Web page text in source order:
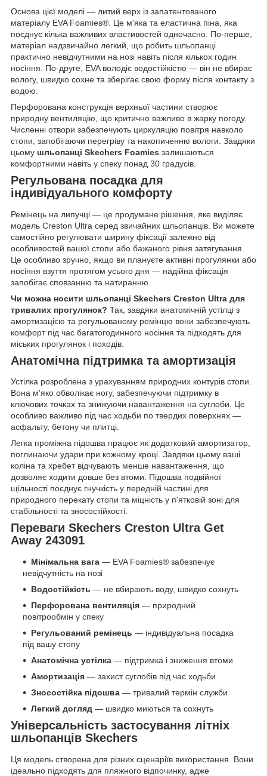
Основа цієї моделі — литий верх із запатентованого
матеріалу EVA Foamies®. Це м'яка та еластична піна, яка
поєднує кілька важливих властивостей одночасно. По-перше,
матеріал надзвичайно легкий, що робить шльопанці
практично невідчутними на нозі навіть після кількох годин
носіння. По-друге, EVA володіє водостійкістю — він не вбирає
вологу, швидко сохне та зберігає свою форму після контакту з
водою.
Перфорована конструкція верхньої частини створює
природну вентиляцію, що критично важливо в жарку погоду.
Численні отвори забезпечують циркуляцію повітря навколо
стопи, запобігаючи перегріву та накопиченню вологи. Завдяки
цьому шльопанці Skechers Foamies залишаються
комфортними навіть у спеку понад 30 градусів.
Регульована посадка для
індивідуального комфорту
Ремінець на липучці — це продумане рішення, яке виділяє
модель Creston Ultra серед звичайних шльопанців. Ви можете
самостійно регулювати ширину фіксації залежно від
особливостей вашої стопи або бажаного рівня затягування.
Це особливо зручно, якщо ви плануєте активні прогулянки або
носіння взуття протягом усього дня — надійна фіксація
запобігає сповзанню та натиранню.
Чи можна носити шльопанці Skechers Creston Ultra для
тривалих прогулянок? Так, завдяки анатомічній устілці з
амортизацією та регульованому ремінцю вони забезпечують
комфорт під час багатогодинного носіння та підходять для
міських прогулянок і походів.
Анатомічна підтримка та амортизація
Устілка розроблена з урахуванням природних контурів стопи.
Вона м'яко обволікає ногу, забезпечуючи підтримку в
ключових точках та знижуючи навантаження на суглоби. Це
особливо важливо під час ходьби по твердих поверхнях —
асфальту, бетону чи плитці.
Легка проміжна підошва працює як додатковий амортизатор,
поглинаючи удари при кожному кроці. Завдяки цьому ваші
коліна та хребет відчувають менше навантаження, що
дозволяє ходити довше без втоми. Підошва подвійної
щільності поєднує гнучкість у передній частині для
природного перекату стопи та міцність у п'ятковій зоні для
стабільності та зносостійкості.
Переваги Skechers Creston Ultra Get
Away 243091
Мінімальна вага — EVA Foamies® забезпечує
невідчутність на нозі
Водостійкість — не вбирають воду, швидко сохнуть
Перфорована вентиляція — природний
повітрообмін у спеку
Регульований ремінець — індивідуальна посадка
під вашу стопу
Анатомічна устілка — підтримка і зниження втоми
Амортизація — захист суглобів під час ходьби
Зносостійка підошва — тривалий термін служби
Легкий догляд — швидко миються та сохнуть
Універсальність застосування літніх
шльопанців Skechers
Ця модель створена для різних сценаріїв використання. Вони
ідеально підходять для пляжного відпочинку, адже